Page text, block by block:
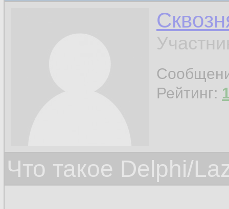
Рейтинг:
Что такое Delphi/